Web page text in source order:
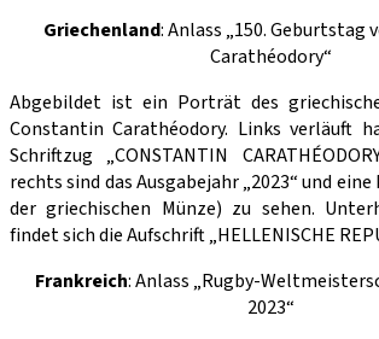
Griechenland: Anlass „150. Geburtstag
Carathéodory“
Abgebildet ist ein Porträt des
Constantin Carathéodory. Links verläuft
Schriftzug „CONSTANTIN
rechts sind das Ausgabejahr „2023“ und
der griechischen Münze) zu sehen.
findet sich die Aufschrift „HELLENISCHE
Frankreich: Anlass „Rugby-
2023“